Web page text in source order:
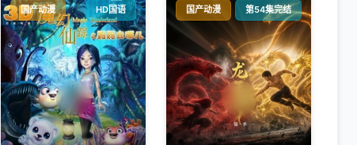
国产动漫 HD国语 国产动漫 第54集完结